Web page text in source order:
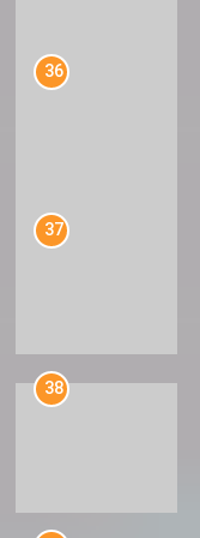
36
37
38